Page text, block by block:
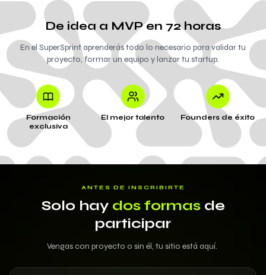
De idea a MVP en 72 horas
En el SuperSprint aprenderás todo lo necesario para validar tu
proyecto, formar un equipo y lanzar tu startup.
Formación
exclusiva
El mejor talento Founders de éxito
ANTES DE INSCRIBIRTE
Solo hay dos formasde
participar
Vengas con proyecto o sin él, tu sitio está aquí.